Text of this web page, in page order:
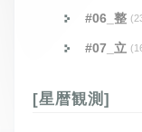
#06_整
#07_立
[星暦観測]